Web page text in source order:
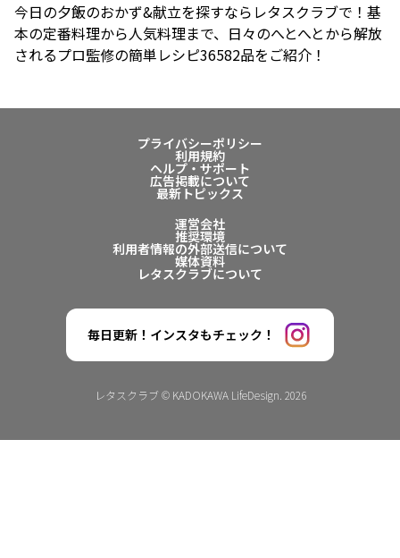
今日の夕飯のおかず&献立を探すならレタスクラブで！基
本の定番料理から人気料理まで、日々のへとへとから解放
されるプロ監修の簡単レシピ36582品をご紹介！
プライバシーポリシー
利用規約
ヘルプ・サポート
広告掲載について
最新トピックス
運営会社
推奨環境
利用者情報の外部送信について
媒体資料
レタスクラブについて
毎日更新！インスタもチェック！
レタスクラブ © KADOKAWA LifeDesign. 2026